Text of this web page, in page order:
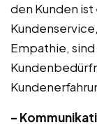
den Kunden
Empathie,
–